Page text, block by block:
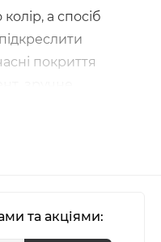
а спосіб
покриття
отримати
умовах, так і в
фінішем,
та акціями: